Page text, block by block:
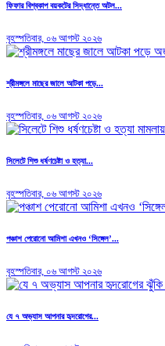
ফিফার বিশ্বকাপ বয়কটের সিদ্ধান্তে অটল...
বৃহস্পতিবার, ০৬ আগস্ট ২০২৬
শ্রীমঙ্গলে মাছের জালে আটকা পড়ে...
বৃহস্পতিবার, ০৬ আগস্ট ২০২৬
সিলেটে শিশু ধর্ষণচেষ্টা ও হত্যা...
বৃহস্পতিবার, ০৬ আগস্ট ২০২৬
পঞ্চাশ পেরোনো আমিশা এখনও ‘সিঙ্গেল’...
বৃহস্পতিবার, ০৬ আগস্ট ২০২৬
যে ৭ অভ্যাস আপনার হৃদরোগের...